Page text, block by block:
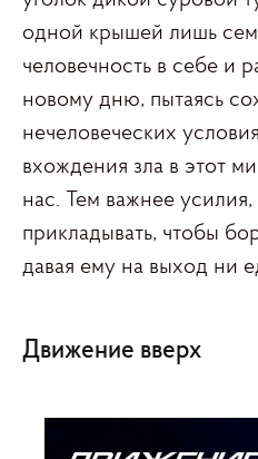
одной крышей лишь
человечность в себе и
новому дню, пытаясь
нечеловеческих
вхождения зла в этот
нас. Тем важнее
прикладывать, чтобы
давая ему на выход ни
Движение вверх